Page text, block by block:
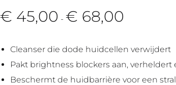
€ 45,00 - € 68,00
tot
€ 68,00
Cleanser die dode huidcellen verwijdert
Pakt brightness blockers aan, verheldert
Beschermt de huidbarrière voor een